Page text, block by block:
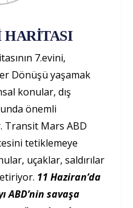
HARİTASI
7.evini,
Dönüşü yaşamak
konular, dış
önemli
Transit Mars ABD
tetiklemeye
uçaklar, saldırılar
11 Haziran’da
ABD’nin savaşa